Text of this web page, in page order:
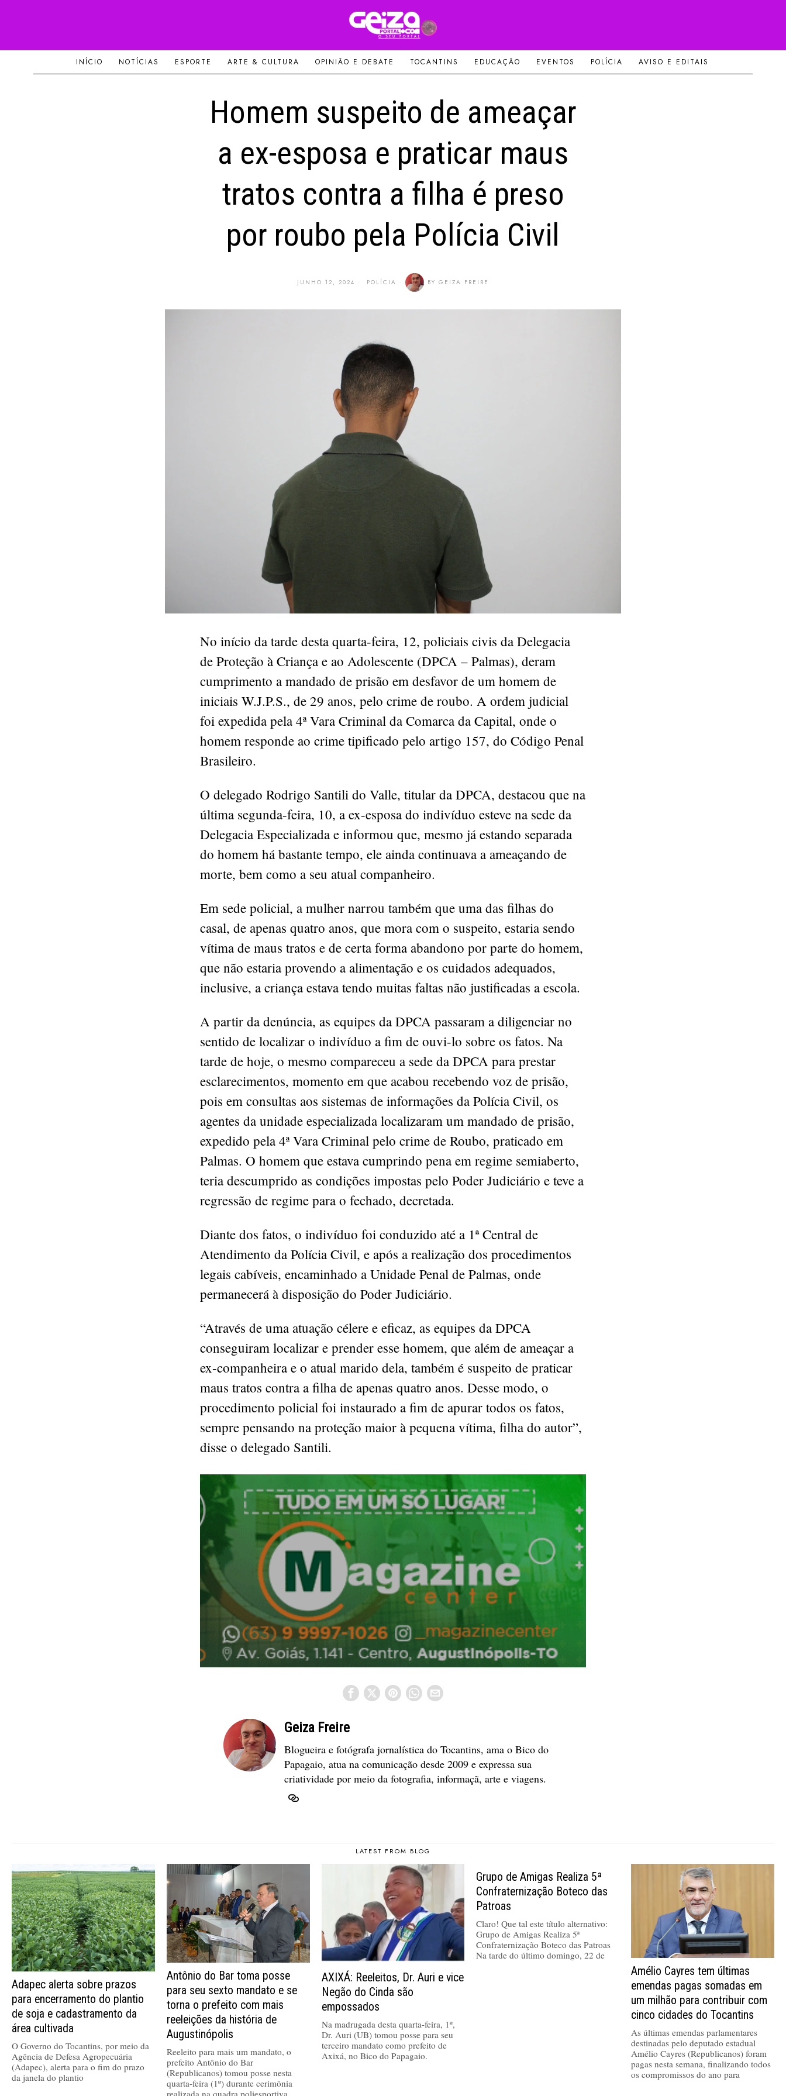
INÍCIO NOTÍCIAS ESPORTE ARTE & CULTURA OPINIÃO E DEBATE TOCANTINS EDUCAÇÃO EVENTOS POLÍCIA AVISO E EDITAIS
Homem suspeito de ameaçar
a ex-esposa e praticar maus
tratos contra a filha é preso
por roubo pela Polícia Civil
JUNHO 12, 2024 POLÍCIA BY GEIZA FREIRE
No início da tarde desta quarta-feira, 12, policiais civis da Delegacia
de Proteção à Criança e ao Adolescente (DPCA – Palmas), deram
cumprimento a mandado de prisão em desfavor de um homem de
iniciais W.J.P.S., de 29 anos, pelo crime de roubo. A ordem judicial
foi expedida pela 4ª Vara Criminal da Comarca da Capital, onde o
homem responde ao crime tipificado pelo artigo 157, do Código Penal
Brasileiro.
O delegado Rodrigo Santili do Valle, titular da DPCA, destacou que na
última segunda-feira, 10, a ex-esposa do indivíduo esteve na sede da
Delegacia Especializada e informou que, mesmo já estando separada
do homem há bastante tempo, ele ainda continuava a ameaçando de
morte, bem como a seu atual companheiro.
Em sede policial, a mulher narrou também que uma das filhas do
casal, de apenas quatro anos, que mora com o suspeito, estaria sendo
vítima de maus tratos e de certa forma abandono por parte do homem,
que não estaria provendo a alimentação e os cuidados adequados,
inclusive, a criança estava tendo muitas faltas não justificadas a escola.
A partir da denúncia, as equipes da DPCA passaram a diligenciar no
sentido de localizar o indivíduo a fim de ouvi-lo sobre os fatos. Na
tarde de hoje, o mesmo compareceu a sede da DPCA para prestar
esclarecimentos, momento em que acabou recebendo voz de prisão,
pois em consultas aos sistemas de informações da Polícia Civil, os
agentes da unidade especializada localizaram um mandado de prisão,
expedido pela 4ª Vara Criminal pelo crime de Roubo, praticado em
Palmas. O homem que estava cumprindo pena em regime semiaberto,
teria descumprido as condições impostas pelo Poder Judiciário e teve a
regressão de regime para o fechado, decretada.
Diante dos fatos, o indivíduo foi conduzido até a 1ª Central de
Atendimento da Polícia Civil, e após a realização dos procedimentos
legais cabíveis, encaminhado a Unidade Penal de Palmas, onde
permanecerá à disposição do Poder Judiciário.
“Através de uma atuação célere e eficaz, as equipes da DPCA
conseguiram localizar e prender esse homem, que além de ameaçar a
ex-companheira e o atual marido dela, também é suspeito de praticar
maus tratos contra a filha de apenas quatro anos. Desse modo, o
procedimento policial foi instaurado a fim de apurar todos os fatos,
sempre pensando na proteção maior à pequena vítima, filha do autor”,
disse o delegado Santili.
Geiza Freire
Blogueira e fotógrafa jornalística do Tocantins, ama o Bico do
Papagaio, atua na comunicação desde 2009 e expressa sua
criatividade por meio da fotografia, informaçã, arte e viagens.
LATEST FROM BLOG
Adapec alerta sobre prazos
para encerramento do plantio
de soja e cadastramento da
área cultivada
O Governo do Tocantins, por meio da
Agência de Defesa Agropecuária
(Adapec), alerta para o fim do prazo
da janela do plantio
Antônio do Bar toma posse
para seu sexto mandato e se
torna o prefeito com mais
reeleições da história de
Augustinópolis
Reeleito para mais um mandato, o
prefeito Antônio do Bar
(Republicanos) tomou posse nesta
quarta-feira (1º) durante cerimônia
AXIXÁ: Reeleitos, Dr. Auri e vice
Negão do Cinda são
empossados
Na madrugada desta quarta-feira, 1º,
Dr. Auri (UB) tomou posse para seu
terceiro mandato como prefeito de
Axixá, no Bico do Papagaio.
Grupo de Amigas Realiza 5ª
Confraternização Boteco das
Patroas
Claro! Que tal este título alternativo:
Grupo de Amigas Realiza 5ª
Confraternização Boteco das Patroas
Na tarde do último domingo, 22 de
Amélio Cayres tem últimas
emendas pagas somadas em
um milhão para contribuir com
cinco cidades do Tocantins
As últimas emendas parlamentares
destinadas pelo deputado estadual
Amélio Cayres (Republicanos) foram
pagas nesta semana, finalizando todos
os compromissos do ano para